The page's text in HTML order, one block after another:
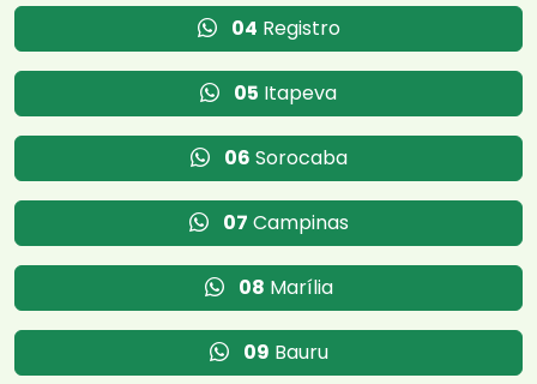
04 Registro
05 Itapeva
06 Sorocaba
07 Campinas
08 Marília
09 Bauru